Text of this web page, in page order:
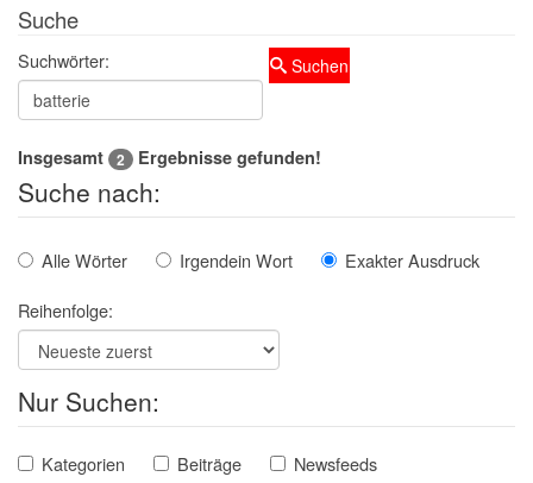
Suche
Suchwörter: Suchen
Insgesamt 2 Ergebnisse gefunden!
Suche nach:
Alle Wörter Irgendein Wort
Exakter Ausdruck
Reihenfolge:
Nur Suchen:
Kategorien Beiträge
Newsfeeds